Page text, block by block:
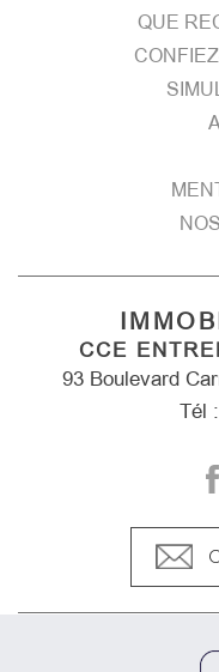
QUE
CCE
93 Boulevard
Tél